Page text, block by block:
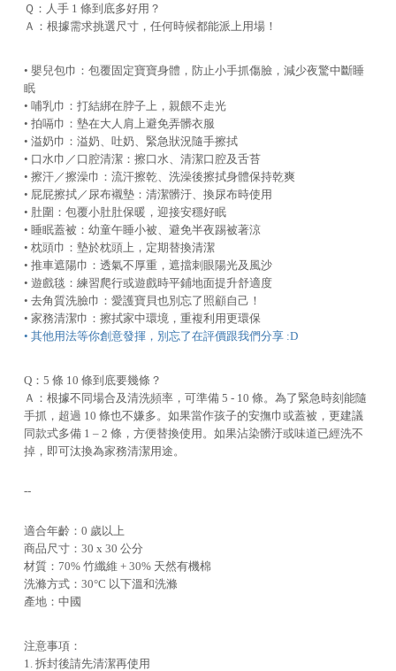
Ｑ：人手 1 條到底多好用？
Ａ：根據需求挑選尺寸，任何時候都能派上用場！
• 嬰兒包巾：包覆固定寶寶身體，防止小手抓傷臉，減少夜驚中斷睡
眠
• 哺乳巾：打結綁在脖子上，親餵不走光
• 拍嗝巾：墊在大人肩上避免弄髒衣服
• 溢奶巾：溢奶、吐奶、緊急狀況隨手擦拭
• 口水巾／口腔清潔：擦口水、清潔口腔及舌苔
• 擦汗／擦澡巾：流汗擦乾、洗澡後擦拭身體保持乾爽
• 屁屁擦拭／尿布襯墊：清潔髒汙、換尿布時使用
• 肚圍：包覆小肚肚保暖，迎接安穩好眠
• 睡眠蓋被：幼童午睡小被、避免半夜踢被著涼
• 枕頭巾：墊於枕頭上，定期替換清潔
• 推車遮陽巾：透氣不厚重，遮擋刺眼陽光及風沙
• 遊戲毯：練習爬行或遊戲時平鋪地面提升舒適度
• 去角質洗臉巾：愛護寶貝也別忘了照顧自己！
• 家務清潔巾：擦拭家中環境，重複利用更環保
• 其他用法等你創意發揮，別忘了在評價跟我們分享 :D
Q：5 條 10 條到底要幾條？
Ａ：根據不同場合及清洗頻率，可準備 5 - 10 條。為了緊急時刻能隨
手抓，超過 10 條也不嫌多。如果當作孩子的安撫巾或蓋被，更建議
同款式多備 1 – 2 條，方便替換使用。如果沾染髒汙或味道已經洗不
掉，即可汰換為家務清潔用途。
--
適合年齡：0 歲以上
商品尺寸：30 x 30 公分
材質：70% 竹纖維 + 30% 天然有機棉
洗滌方式：30°C 以下溫和洗滌
產地：中國
注意事項：
1. 拆封後請先清潔再使用